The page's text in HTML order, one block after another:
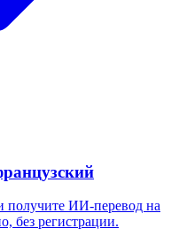
получите ИИ-перевод на
без регистрации.